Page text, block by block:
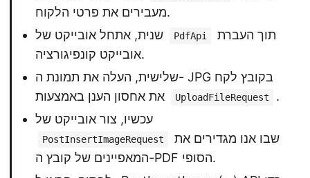
מעבירים את פרטי הלקוח.
PdfApi
אובייקט קונפיגורציה.
שלישית, העלה את תמונת ה- JPG בקובץ לקח
UploadFileRequest
.
עכשיו, צור אובייקט של
PostInsertImageRequest
המאפיינים של קובץ ה-PDF הסופי.